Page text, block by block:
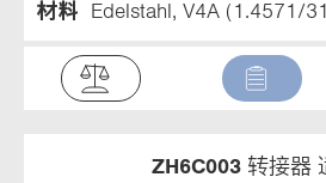
材料 Edelstahl, V4A (1.4571/
ZH6C003 转接器